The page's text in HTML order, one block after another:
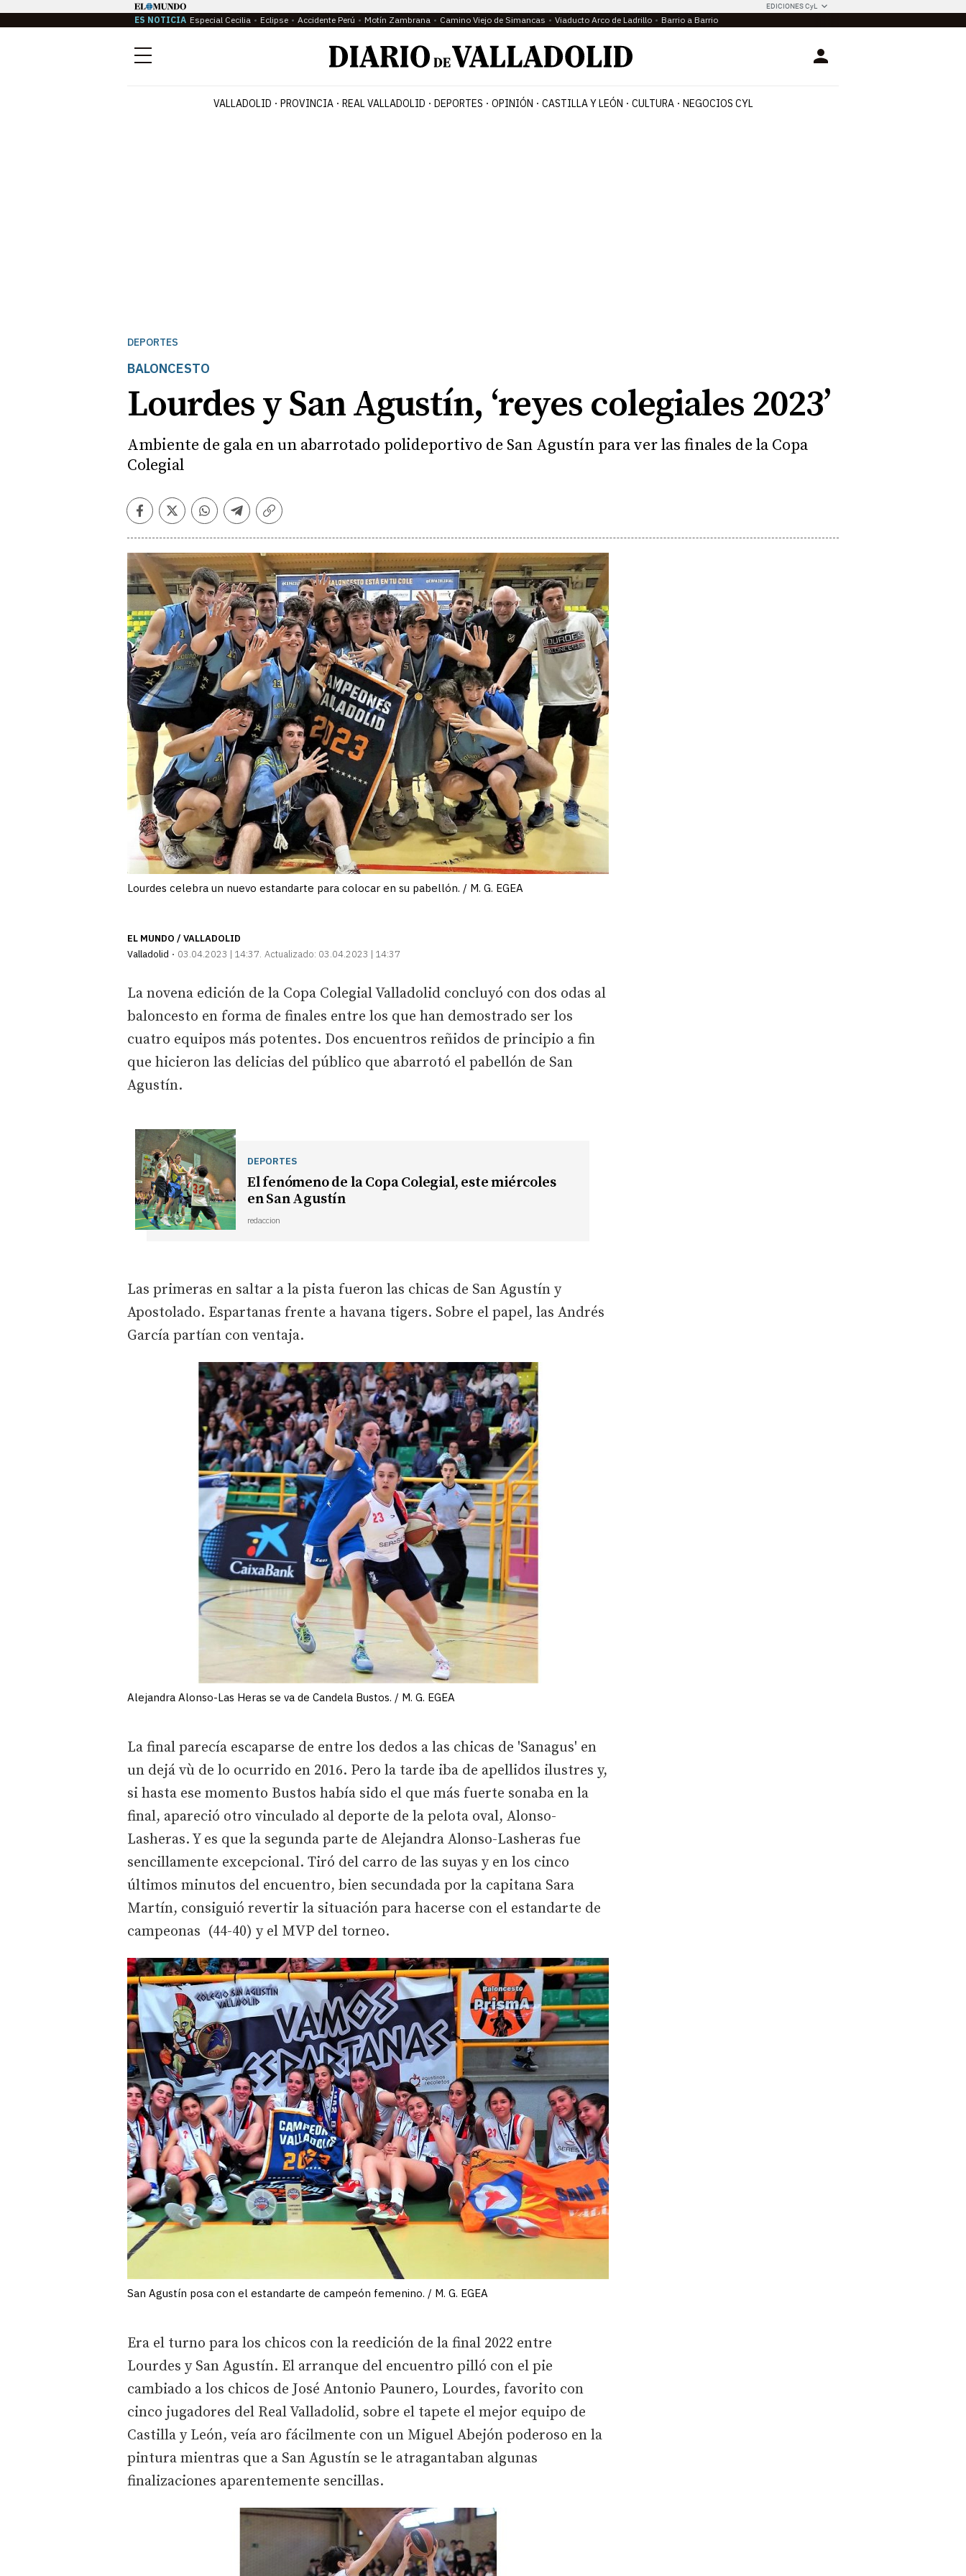
EDICIONES CyL
ES NOTICIA Especial Cecilia Eclipse Accidente Perú Motín Zambrana Camino Viejo de Simancas Viaducto Arco de Ladrillo Barrio a Barrio
Menú Login
VALLADOLID PROVINCIA REAL VALLADOLID DEPORTES OPINIÓN CASTILLA Y LEÓN CULTURA NEGOCIOS CYL
DEPORTES
BALONCESTO
Lourdes y San Agustín, ‘reyes colegiales 2023’
Ambiente de gala en un abarrotado polideportivo de San Agustín para ver las finales de la Copa
Colegial
Facebook
TwitterWhatsapp
Telegram
Copiar
Lourdes celebra un nuevo estandarte para colocar en su pabellón. / M. G. EGEA
EL MUNDO / VALLADOLID
Valladolid
03.04.2023 | 14:37 Actualizado: 03.04.2023 | 14:37
La novena edición de la Copa Colegial Valladolid concluyó con dos odas al
baloncesto en forma de finales entre los que han demostrado ser los
cuatro equipos más potentes. Dos encuentros reñidos de principio a fin
que hicieron las delicias del público que abarrotó el pabellón de San
Agustín.
DEPORTES
El fenómeno de la Copa Colegial, este miércoles
en San Agustín
redaccion
Las primeras en saltar a la pista fueron las chicas de San Agustín y
Apostolado. Espartanas frente a havana tigers. Sobre el papel, las Andrés
García partían con ventaja.
Alejandra Alonso-Las Heras se va de Candela Bustos. / M. G. EGEA
La final parecía escaparse de entre los dedos a las chicas de 'Sanagus' en
un dejá vù de lo ocurrido en 2016. Pero la tarde iba de apellidos ilustres y,
si hasta ese momento Bustos había sido el que más fuerte sonaba en la
final, apareció otro vinculado al deporte de la pelota oval, Alonso-
Lasheras. Y es que la segunda parte de Alejandra Alonso-Lasheras fue
sencillamente excepcional. Tiró del carro de las suyas y en los cinco
últimos minutos del encuentro, bien secundada por la capitana Sara
Martín, consiguió revertir la situación para hacerse con el estandarte de
campeonas (44-40) y el MVP del torneo.
San Agustín posa con el estandarte de campeón femenino. / M. G. EGEA
Era el turno para los chicos con la reedición de la final 2022 entre
Lourdes y San Agustín. El arranque del encuentro pilló con el pie
cambiado a los chicos de José Antonio Paunero, Lourdes, favorito con
cinco jugadores del Real Valladolid, sobre el tapete el mejor equipo de
Castilla y León, veía aro fácilmente con un Miguel Abejón poderoso en la
pintura mientras que a San Agustín se le atragantaban algunas
finalizaciones aparentemente sencillas.